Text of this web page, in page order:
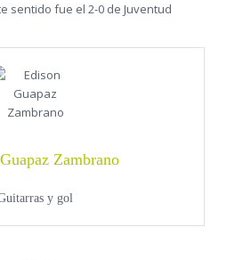
sentido fue el 2-0 de Juventud
Zambrano
y gol